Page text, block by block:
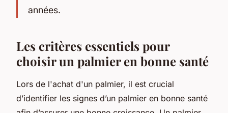
années.
Les critères essentiels pour
choisir un palmier en bonne santé
Lors de l'achat d'un palmier, il est crucial
d’identifier les signes d’un palmier en bonne santé